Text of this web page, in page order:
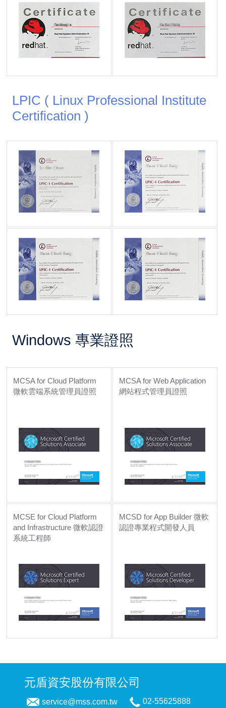
LPIC ( Linux Professional Institute
Certification )
Windows 專業證照
MCSA for Cloud Platform
微軟雲端系統管理員證照
MCSA for Web Application
網站程式管理員證照
MCSE for Cloud Platform
and Infrastructure 微軟認證
系統工程師
MCSD for App Builder 微軟
認證專業程式開發人員
元盾資安股份有限公司
service@mss.com.tw 02-55625888